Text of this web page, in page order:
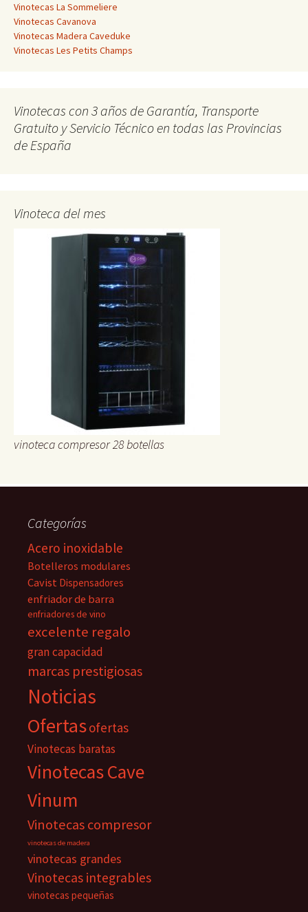
Vinotecas La Sommeliere
Vinotecas Cavanova
Vinotecas Madera Caveduke
Vinotecas Les Petits Champs
Vinotecas con 3 años de Garantía, Transporte
Gratuito y Servicio Técnico en todas las Provincias
de España
Vinoteca del mes
vinoteca compresor 28 botellas
Categorías
Acero inoxidable
Botelleros modulares
Cavist Dispensadores
enfriador de barra
enfriadores de vino
excelente regalo
gran capacidad
marcas prestigiosas
Noticias
Ofertasofertas
Vinotecas baratas
Vinotecas Cave
Vinum
Vinotecas compresor
vinotecas de madera
vinotecas grandes
Vinotecas integrables
vinotecas pequeñas